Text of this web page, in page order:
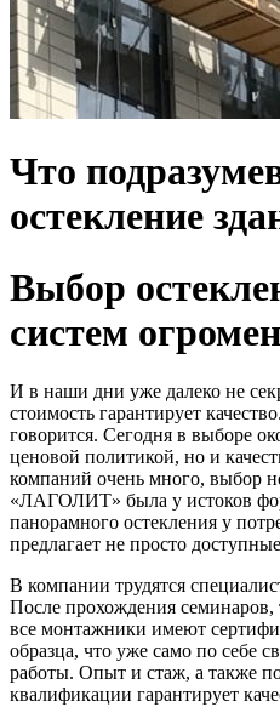
Что
остекление
Выбор
систем
И в наши дни уже далеко не
стоимость гарантирует
говорится. Сегодня в выборе
ценовой политикой, но и
компаний очень много, выбор
«ЛАГОЛИТ» была у истоков
панорамного остекления у
предлагает не просто
В компании трудятся
После прохождения семинаров,
все монтажники имеют
образца, что уже само по себе
работы. Опыт и стаж, а также
квалификации гарантирует